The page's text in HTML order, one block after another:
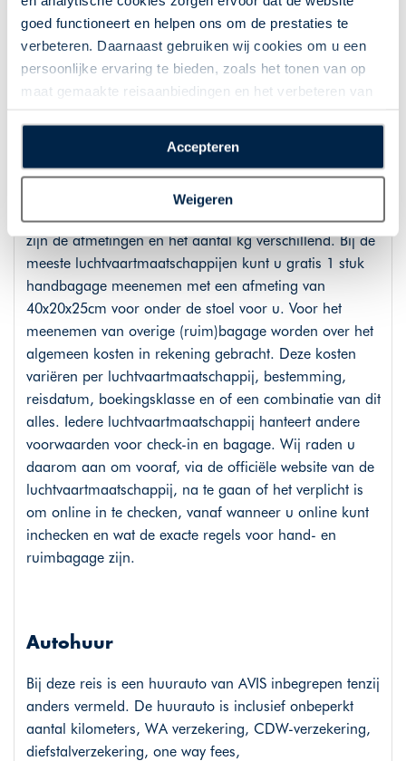
goed functioneert en helpen ons om de prestaties te
verbeteren. Daarnaast gebruiken wij cookies om u een
persoonlijke ervaring te bieden, zoals het tonen van op
maat gemaakte reisaanbiedingen en het verbeteren van
plaatsen van alle hierboven beschreven cookies en
technologieën, waarmee persoonlijke gegevens kunnen
worden verzameld. Indien u kiest voor “Weigeren”
plaatsen wij enkel functionele cookies, en zal er geen
sprake zijn van gepersonaliseerde content.
Accepteren
Weigeren
Vluchtinformatie
Deze reis is gebaseerd op de meest voordelige
beschikbare vluchten. Gedurende het boekingsproces
Gecommuniceerde vluchttijden zijn onder voorbehoud
van wijzigingen van de luchtvaartmaatschappij en
kunnen anders zijn dan hierboven gecommuniceerd.
Handbagage is inbegrepen. Per luchtvaartmaatschappij
zijn de afmetingen en het aantal kg verschillend. Bij de
meeste luchtvaartmaatschappijen kunt u gratis 1 stuk
handbagage meenemen met een afmeting van
40x20x25cm voor onder de stoel voor u. Voor het
meenemen van overige (ruim)bagage worden over het
algemeen kosten in rekening gebracht. Deze kosten
variëren per luchtvaartmaatschappij, bestemming,
reisdatum, boekingsklasse en of een combinatie van dit
alles. Iedere luchtvaartmaatschappij hanteert andere
voorwaarden voor check-in en bagage. Wij raden u
daarom aan om vooraf, via de officiële website van de
luchtvaartmaatschappij, na te gaan of het verplicht is
om online in te checken, vanaf wanneer u online kunt
inchecken en wat de exacte regels voor hand- en
ruimbagage zijn.
Autohuur
Bij deze reis is een huurauto van AVIS inbegrepen tenzij
anders vermeld. De huurauto is inclusief onbeperkt
aantal kilometers, WA verzekering, CDW-verzekering,
diefstalverzekering, one way fees,